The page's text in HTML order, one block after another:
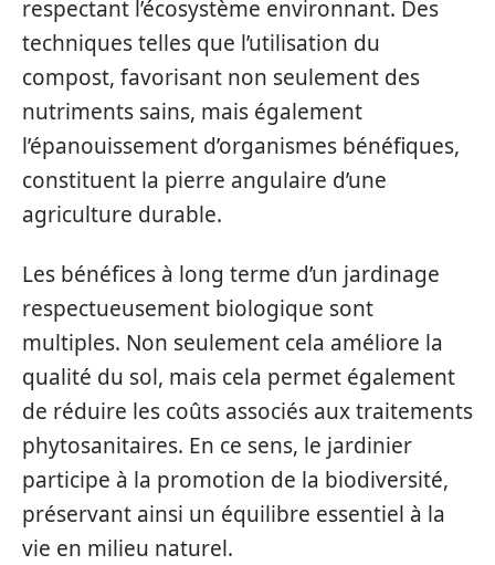
respectant l’écosystème environnant. Des
techniques telles que l’utilisation du
compost, favorisant non seulement des
nutriments sains, mais également
l’épanouissement d’organismes bénéfiques,
constituent la pierre angulaire d’une
agriculture durable.
Les bénéfices à long terme d’un jardinage
respectueusement biologique sont
multiples. Non seulement cela améliore la
qualité du sol, mais cela permet également
de réduire les coûts associés aux traitements
phytosanitaires. En ce sens, le jardinier
participe à la promotion de la biodiversité,
préservant ainsi un équilibre essentiel à la
vie en milieu naturel.